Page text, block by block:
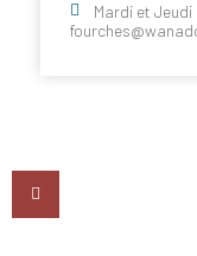
Mardi et